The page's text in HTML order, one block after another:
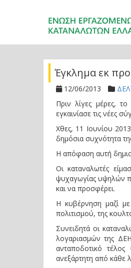
Έγκλημα εκ
12/06/2013
Πριν λίγες μέρες,
εγκαινίασε τις νέες
Χθες, 11 Ιουνίου
δημόσια συχνότητα
Η απόφαση αυτή
Οι καταναλωτές
ψυχαγωγίας υψηλών
και να προσφέρει.
Η κυβέρνηση μαζί
πολιτισμού, της
Συνειδητά οι
λογαριασμών της
ανταποδοτικό
ανεξάρτητη από κάθε